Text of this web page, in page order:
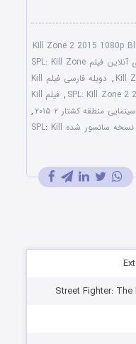
Kill Zone 2 2015 1080p
تماشای آنلاین فیلم SPL: Kill Zone
,
دوبله فارسی فیلم Kill
,
فیلم Kill
منطقه کشتار ۲ ۲۰۱۵
,
نسخه سانسور شده SPL: Kill